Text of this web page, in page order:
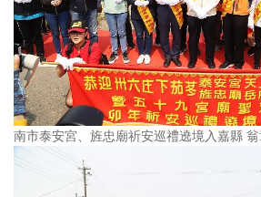
南市泰安宮、旌忠廟祈安巡禮遶境入嘉縣